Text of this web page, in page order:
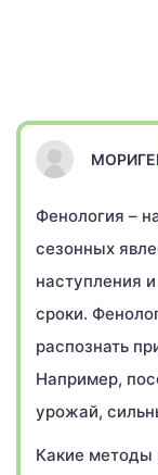
Фенология –
сезонных
наступления
сроки.
распознать
Например,
урожай,
Какие методы